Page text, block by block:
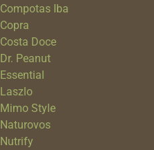
Compotas Iba
Copra
Costa Doce
Dr. Peanut
Essential
Laszlo
Mimo Style
Naturovos
Nutrify